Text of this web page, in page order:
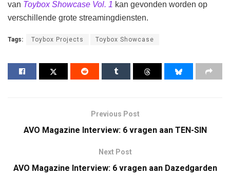
van Toybox Showcase Vol. 1 kan gevonden worden op
verschillende grote streamingdiensten.
Tags: Toybox Projects Toybox Showcase
Previous Post
AVO Magazine Interview: 6 vragen aan TEN-SIN
Next Post
AVO Magazine Interview: 6 vragen aan Dazedgarden